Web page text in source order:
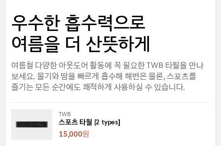
우수한 흡수력으로
여름을 더 산뜻하게
여름철 다양한 아웃도어 활동에 꼭 필요한 TWB 타월을 만나
보세요. 물기와 땀을 빠르게 흡수해 해변은 물론, 스포츠를
즐기는 모든 순간에도 쾌적하게 사용하실 수 있습니다.
TWB
스포츠 타월 [2 types]
15,000원